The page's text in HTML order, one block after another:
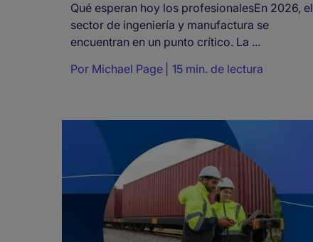
Qué esperan hoy los profesionalesEn 2026, el
sector de ingeniería y manufactura se
encuentran en un punto crítico. La ...
Por Michael Page 15 min. de lectura